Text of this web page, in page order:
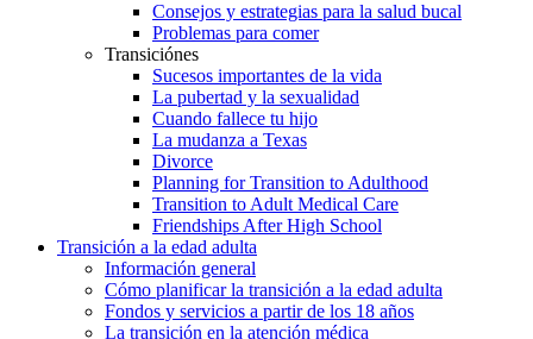
Consejos y estrategias para la salud bucal
Problemas para comer
Transiciónes
Sucesos importantes de la vida
La pubertad y la sexualidad
Cuando fallece tu hijo
La mudanza a Texas
Divorce
Planning for Transition to Adulthood
Transition to Adult Medical Care
Friendships After High School
Transición a la edad adulta
Información general
Cómo planificar la transición a la edad adulta
Fondos y servicios a partir de los 18 años
La transición en la atención médica